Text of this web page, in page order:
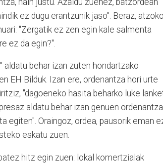
ez dugu erantzunik jaso". Beraz,
"Zergatik ez zen egin kale salmenta
ez da egin?".
aldatu behar izan zuten hondartzako
EH Bilduk. Izan ere, ordenantza hori urte
"dagoeneko hasita beharko luke
aldatu behar izan genuen
egiten". Oraingoz, ordea, pausorik eman
eskatu zuen.
hitz egin zuen: lokal komertzialak